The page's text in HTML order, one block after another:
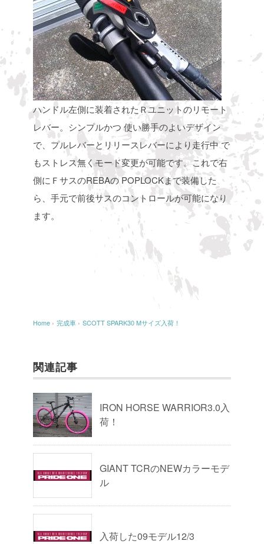
ハンドル左側に装着されたＲユニットのリモート
レバー。シンプルかつ使い勝手のよいデザイン
で、プルレバーとリリースレバーにより走行中で
もストレス無くモード変更が可能です。これで右
側にＦサスのREBAのPOPLOCKまで装備した
ら、手元で前後サスのコントロールが可能になり
ます。
Home › 完成車 › SCOTT SPARK30 Mサイズ入荷！
関連記事
IRON HORSE WARRIOR3.0入
荷！
GIANT TCRのNEWカラーモデ
ル
入荷した09モデル12/3